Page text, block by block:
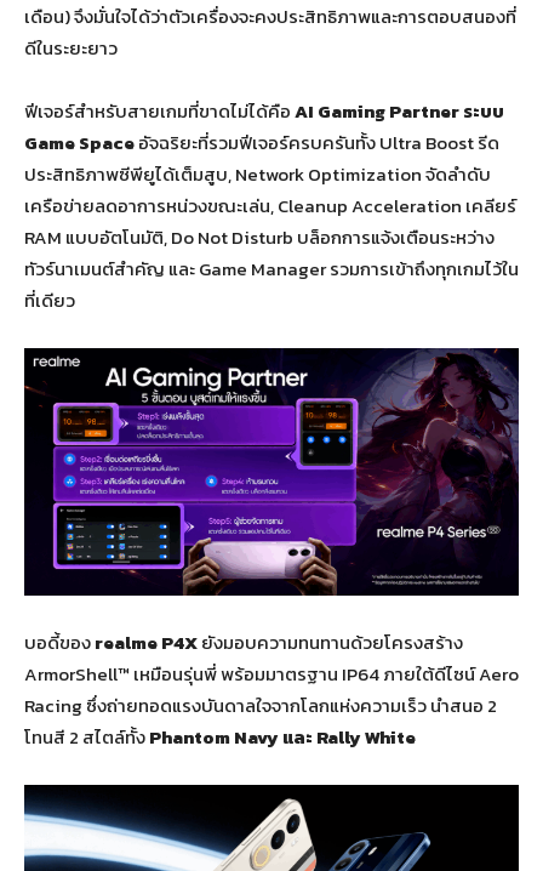
เดือน) จึงมั่นใจได้ว่าตัวเครื่องจะคงประสิทธิภาพและการตอบสนองที่
ดีในระยะยาว
ฟีเจอร์สำหรับสายเกมที่ขาดไม่ได้คือAI Gaming Partnerระบบ
Game Spaceอัจฉริยะที่รวมฟีเจอร์ครบครันทั้ง Ultra Boost รีด
ประสิทธิภาพซีพียูได้เต็มสูบ, Network Optimization จัดลำดับ
เครือข่ายลดอาการหน่วงขณะเล่น, Cleanup Acceleration เคลียร์
RAM แบบอัตโนมัติ, Do Not Disturb บล็อกการแจ้งเตือนระหว่าง
ทัวร์นาเมนต์สำคัญ และ Game Manager รวมการเข้าถึงทุกเกมไว้ใน
ที่เดียว
บอดี้ของrealme P4Xยังมอบความทนทานด้วยโครงสร้าง
ArmorShell™ เหมือนรุ่นพี่ พร้อมมาตรฐาน IP64 ภายใต้ดีไซน์ Aero
Racing ซึ่งถ่ายทอดแรงบันดาลใจจากโลกแห่งความเร็ว นำสนอ 2
โทนสี 2 สไตล์ทั้งPhantom Navy และ Rally White